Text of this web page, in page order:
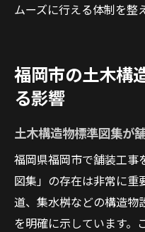
ムーズに行える体制を整
福岡市の土木構
る影響
土木構造物標準図集が
福岡県福岡市で舗装工事
図集」の存在は非常に重
道、集水桝などの構造物
を明確に示しています。